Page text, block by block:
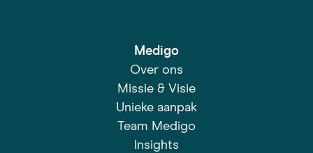
Medigo
Over ons
Missie & Visie
Unieke aanpak
Team Medigo
Insights